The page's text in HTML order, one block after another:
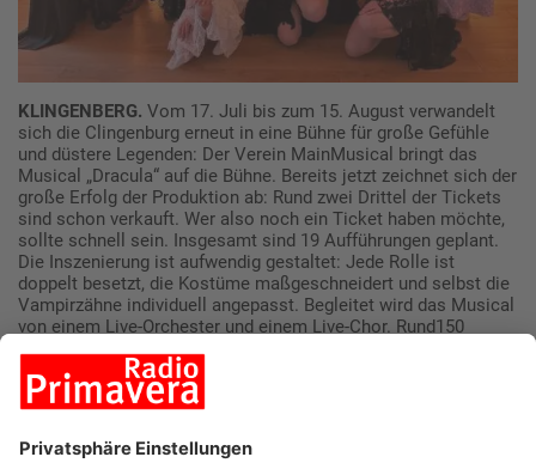
KLINGENBERG. Vom 17. Juli bis zum 15. August verwandelt
sich die Clingenburg erneut in eine Bühne für große Gefühle
und düstere Legenden: Der Verein MainMusical bringt das
Musical „Dracula“ auf die Bühne. Bereits jetzt zeichnet sich der
große Erfolg der Produktion ab: Rund zwei Drittel der Tickets
sind schon verkauft. Wer also noch ein Ticket haben möchte,
sollte schnell sein. Insgesamt sind 19 Aufführungen geplant.
Die Inszenierung ist aufwendig gestaltet: Jede Rolle ist
doppelt besetzt, die Kostüme maßgeschneidert und selbst die
Vampirzähne individuell angepasst. Begleitet wird das Musical
von einem Live-Orchester und einem Live-Chor. Rund150
Menschen wirken an dem Projekt mit. Im Mittelpunkt steht
Dracula, der nach der ewigen Liebe sucht. Einer Liebe, die
sogar den Tod überwinden kann. Auch die Vorgeschichte der
berühmten Vampirfigur wird erzählt. Tickets gibt es unter